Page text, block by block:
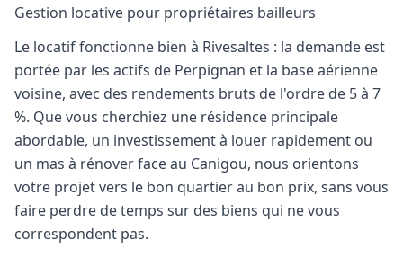
Gestion locative pour propriétaires bailleurs
Le locatif fonctionne bien à Rivesaltes : la demande est
portée par les actifs de Perpignan et la base aérienne
voisine, avec des rendements bruts de l'ordre de 5 à 7
%. Que vous cherchiez une résidence principale
abordable, un investissement à louer rapidement ou
un mas à rénover face au Canigou, nous orientons
votre projet vers le bon quartier au bon prix, sans vous
faire perdre de temps sur des biens qui ne vous
correspondent pas.